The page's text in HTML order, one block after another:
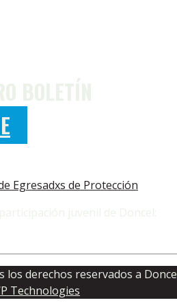
derechos reservados a
Technologies